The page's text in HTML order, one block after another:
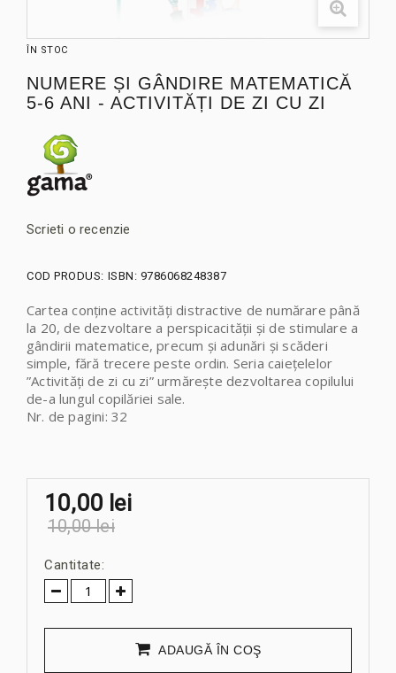
ÎN STOC
NUMERE ȘI GÂNDIRE MATEMATICĂ
5-6 ANI - ACTIVITĂȚI DE ZI CU ZI
Scrieti o recenzie
COD PRODUS: ISBN: 9786068248387
Cartea conține activități distractive de numărare până
la 20, de dezvoltare a perspicacității și de stimulare a
gândirii matematice, precum și adunări și scăderi
simple, fără trecere peste ordin. Seria caiețelelor
”Activități de zi cu zi” urmărește dezvoltarea copilului
de-a lungul copilăriei sale.
Nr. de pagini: 32
10,00 lei
10,00 lei
Cantitate:
ADAUGĂ ÎN COŞ